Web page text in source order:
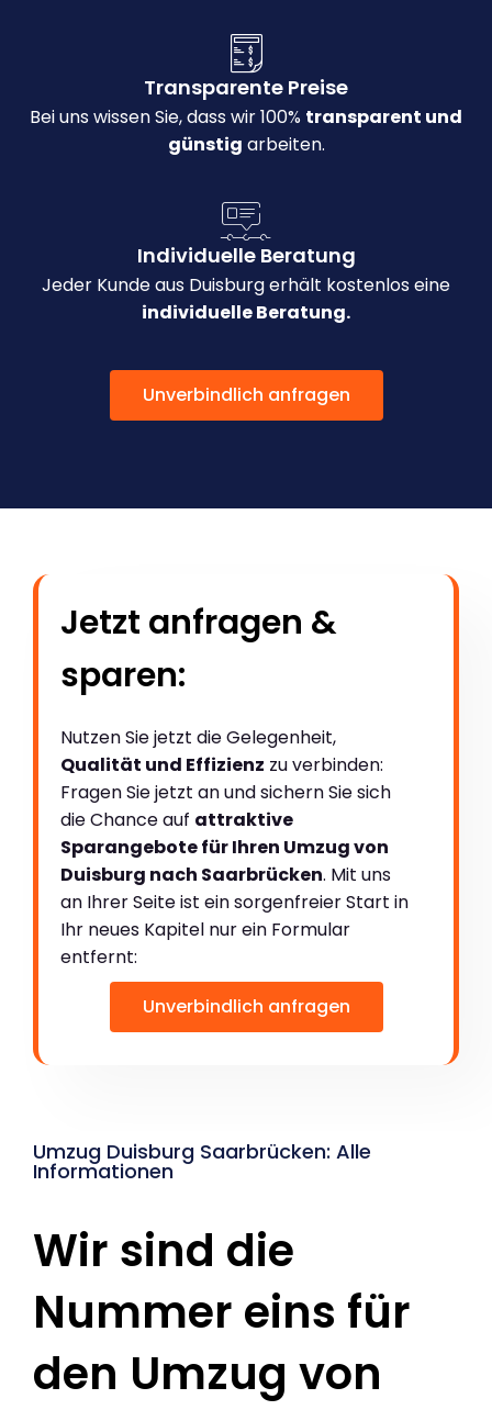
Transparente Preise
Bei uns wissen Sie, dass wir 100% transparent und
günstig arbeiten.
Individuelle Beratung
Jeder Kunde aus Duisburg erhält kostenlos eine
individuelle Beratung.
Unverbindlich anfragen
Jetzt anfragen &
sparen:
Nutzen Sie jetzt die Gelegenheit,
Qualität und Effizienz zu verbinden:
Fragen Sie jetzt an und sichern Sie sich
die Chance auf attraktive
Sparangebote für Ihren Umzug von
Duisburg nach Saarbrücken. Mit uns
an Ihrer Seite ist ein sorgenfreier Start in
Ihr neues Kapitel nur ein Formular
entfernt:
Unverbindlich anfragen
Umzug Duisburg Saarbrücken: Alle
Informationen
Wir sind die
Nummer eins für
den Umzug von